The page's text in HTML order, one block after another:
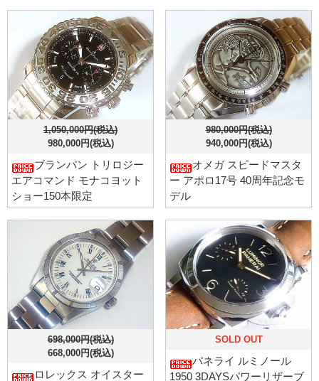
1,050,000円(税込)
980,000円(税込)
ブランパン トリロジー
エアコマンド モナコヨット
ショー150本限定
980,000円(税込)
940,000円(税込)
オメガ スピードマスタ
ー アポロ17号 40周年記念モ
デル
698,000円(税込)
668,000円(税込)
ロレックス オイスター
SOLD OUT
パネライ ルミノール
1950 3DAYSパワーリザーブ